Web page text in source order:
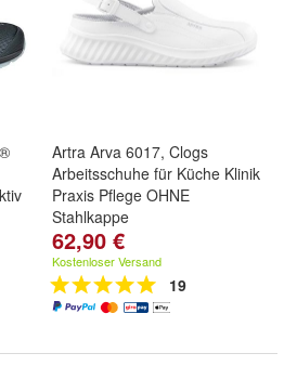
Artra Arva 6017, Clogs
Arbeitsschuhe für Küche Klinik
Praxis Pflege OHNE
Stahlkappe
62,90 €
Kostenloser Versand
19